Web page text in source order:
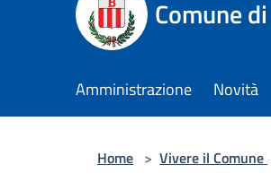
Comune
Amministrazione Novità
Home > Vivere il Comune